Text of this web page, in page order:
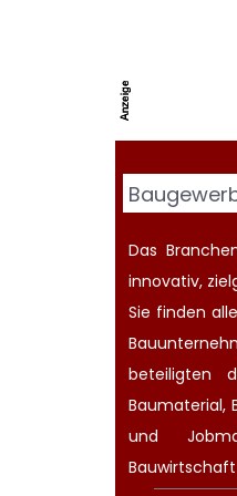
Das
innovativ,
Sie finden
beteiligten
Baumaterial,
und
Bauwirtschaft